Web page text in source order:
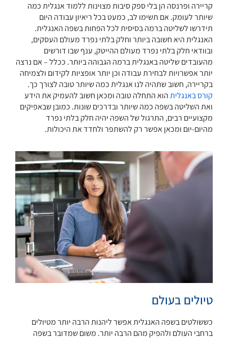
קריירה ופרנסה הן בלי ספק סיבות מצוינות ללמוד אנגלית כמה
שיותר לעומק. אם תשימו לב, כמעט בכל ריאיון עבודה היום
תידרשו לשליטה ברמה בסיסית לכל הפחות בשפה האנגלית.
האנגלית היא חשובה ביותר וחלק בלתי נפרד מעולם העסקים,
ובוודאי חלק בלתי נפרד מעולם ההייטק, ענף שבו דורשים
מהעובדים שליטה באנגלית ברמה הגבוהה ביותר. ככלל – אם נרצה
יותר אפשרויות לבחירת עבודה וכן יותר אופציות לקידום ולצמיחה
בקריירה, חשוב שתהיה לנו אנגלית כמה שיותר טובה לצורך כך.
קורס באנגליתהוא התחלה טובה ומכאן חשוב להעמיק את הידע
ואת השליטה בשפה כמה שיותר ובדרכים שונות. כמובן שבאפיקים
מקצועיים רבים, התרגול של השפה יהיה חלק בלתי נפרד
מהיום-יום ומכאן אפשר רק להשתפר ולחדד את היכולות.
טיולים בעולם
כששולטים בשפה האנגלית אפשר ליהנות הרבה יותר מטיולים
ברחבי העולם ולהפיק מהם הרבה יותר. משום שמדובר בשפה